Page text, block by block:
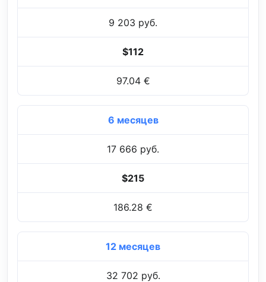
9 203 руб.
$112
97.04 €
6 месяцев
17 666 руб.
$215
186.28 €
12 месяцев
32 702 руб.